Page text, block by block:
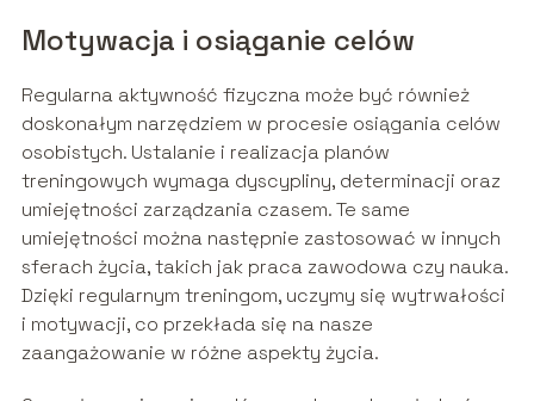
Motywacja i osiąganie celów
Regularna aktywność fizyczna może być również
doskonałym narzędziem w procesie osiągania celów
osobistych. Ustalanie i realizacja planów
treningowych wymaga dyscypliny, determinacji oraz
umiejętności zarządzania czasem. Te same
umiejętności można następnie zastosować w innych
sferach życia, takich jak praca zawodowa czy nauka.
Dzięki regularnym treningom, uczymy się wytrwałości
i motywacji, co przekłada się na nasze
zaangażowanie w różne aspekty życia.